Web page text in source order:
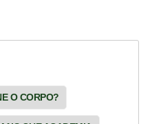
O CORPO?